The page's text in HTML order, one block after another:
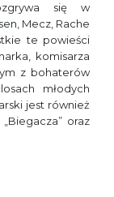
się w
Mecz, Rache
te powieści
komisarza
z bohaterów
młodych
jest również
oraz